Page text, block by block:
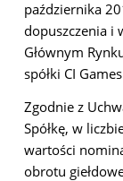
października
dopuszczenia i
Głównym
spółki CI
Zgodnie z
Spółkę, w
wartości
obrotu